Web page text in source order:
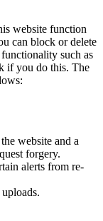
website function
can block or delete
such as
if you do this. The
website and a
forgery.
alerts from re-